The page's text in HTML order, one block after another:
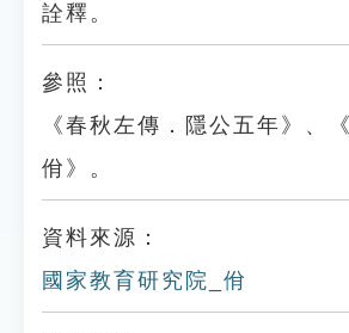
詮釋。
參照：
《春秋左傳．隱公五年》、
佾》。
資料來源：
國家教育研究院_佾